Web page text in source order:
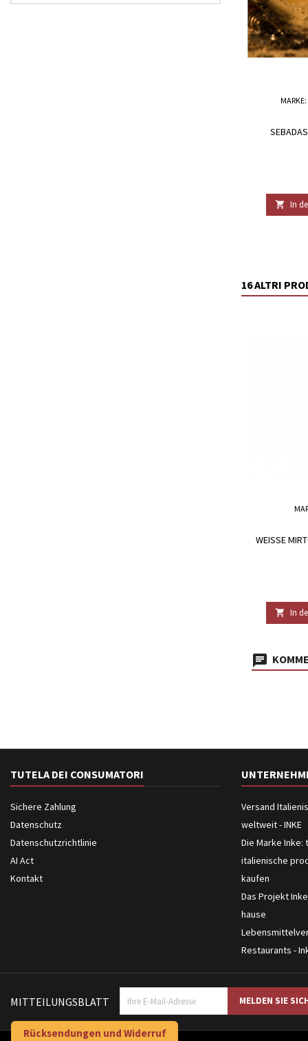
MARKE:
 In
16 ALTRI
WEISSE
 In
TUTELA DEI CONSUMATORI
Sichere Zahlung
Datenschutz
Datenschutzrichtlinie
AI Act
Kontakt
Versand
weltweit - INKE
Die Marke
italienische
kaufen
Das Projekt
hause
Restaurants -
MITTEILUNGSBLATT
Rücksendungen und Widerruf